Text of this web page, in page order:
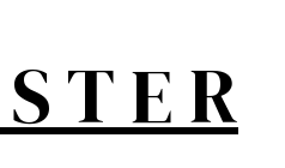
T E R